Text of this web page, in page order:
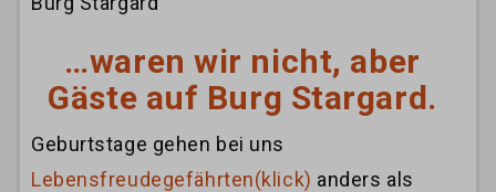
…waren wir nicht, aber
Gäste auf Burg Stargard.
Geburtstage gehen bei uns
Lebensfreudegefährten(klick) anders als